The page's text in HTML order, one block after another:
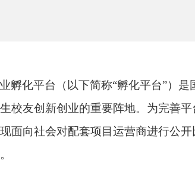
孵化平台（以下简称“孵化平台”）
校友创新创业的重要阵地。为完善
面向社会对配套项目运营商进行公